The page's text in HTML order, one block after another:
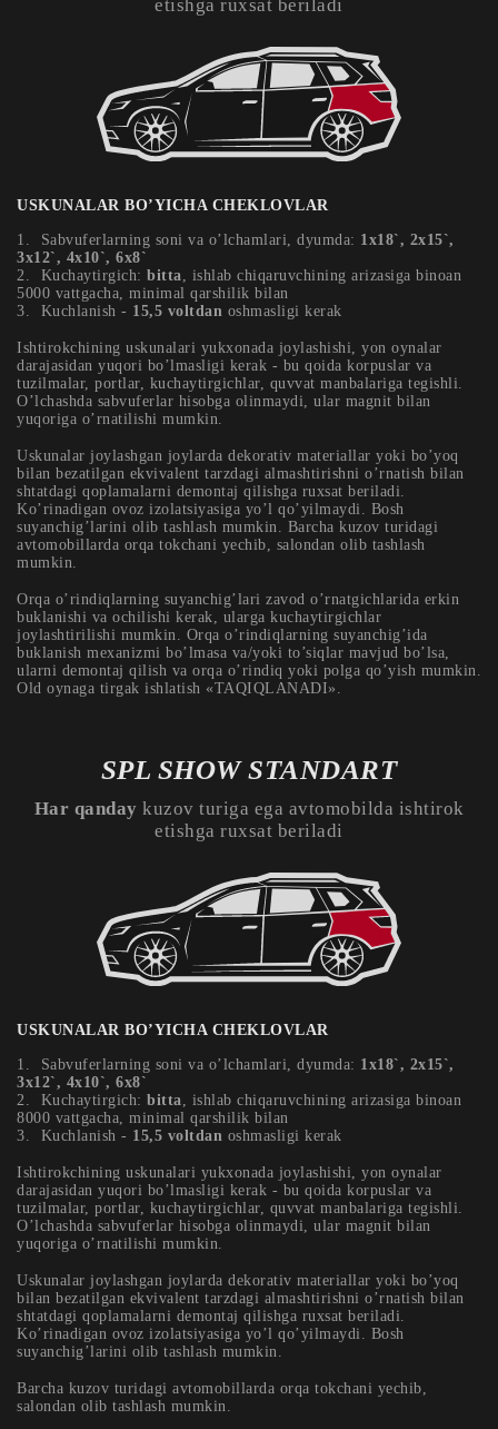
etishga ruxsat beriladi
USKUNALAR BO’YICHA CHEKLOVLAR
Sabvuferlarning soni va o’lchamlari, dyumda: 1х18`, 2х15`,
3х12`, 4х10`, 6х8`
Kuchaytirgich: bitta , ishlab chiqaruvchining arizasiga binoan
5000 vattgacha, minimal qarshilik bilan
Kuchlanish - 15,5 voltdan oshmasligi kerak
Ishtirokchining uskunalari yukxonada joylashishi, yon oynalar
darajasidan yuqori bo’lmasligi kerak - bu qoida korpuslar va
tuzilmalar, portlar, kuchaytirgichlar, quvvat manbalariga tegishli.
O’lchashda sabvuferlar hisobga olinmaydi, ular magnit bilan
yuqoriga o’rnatilishi mumkin.
Uskunalar joylashgan joylarda dekorativ materiallar yoki bo’yoq
bilan bezatilgan ekvivalent tarzdagi almashtirishni o’rnatish bilan
shtatdagi qoplamalarni demontaj qilishga ruxsat beriladi.
Ko’rinadigan ovoz izolatsiyasiga yo’l qo’yilmaydi. Bosh
suyanchig’larini olib tashlash mumkin. Barcha kuzov turidagi
avtomobillarda orqa tokchani yechib, salondan olib tashlash
mumkin.
Orqa o’rindiqlarning suyanchig’lari zavod o’rnatgichlarida erkin
buklanishi va ochilishi kerak, ularga kuchaytirgichlar
joylashtirilishi mumkin. Orqa o’rindiqlarning suyanchig’ida
buklanish mexanizmi bo’lmasa va/yoki to’siqlar mavjud bo’lsa,
ularni demontaj qilish va orqa o’rindiq yoki polga qo’yish mumkin.
Old oynaga tirgak ishlatish «TAQIQLANADI».
SPL SHOW STANDART
Har qanday kuzov turiga ega avtomobilda ishtirok
etishga ruxsat beriladi
USKUNALAR BO’YICHA CHEKLOVLAR
Sabvuferlarning soni va o’lchamlari, dyumda: 1х18`, 2х15`,
3х12`, 4х10`, 6х8`
Kuchaytirgich: bitta, ishlab chiqaruvchining arizasiga binoan
8000 vattgacha, minimal qarshilik bilan
Kuchlanish - 15,5 voltdan oshmasligi kerak
Ishtirokchining uskunalari yukxonada joylashishi, yon oynalar
darajasidan yuqori bo’lmasligi kerak - bu qoida korpuslar va
tuzilmalar, portlar, kuchaytirgichlar, quvvat manbalariga tegishli.
O’lchashda sabvuferlar hisobga olinmaydi, ular magnit bilan
yuqoriga o’rnatilishi mumkin.
Uskunalar joylashgan joylarda dekorativ materiallar yoki bo’yoq
bilan bezatilgan ekvivalent tarzdagi almashtirishni o’rnatish bilan
shtatdagi qoplamalarni demontaj qilishga ruxsat beriladi.
Ko’rinadigan ovoz izolatsiyasiga yo’l qo’yilmaydi. Bosh
suyanchig’larini olib tashlash mumkin.
Barcha kuzov turidagi avtomobillarda orqa tokchani yechib,
salondan olib tashlash mumkin.